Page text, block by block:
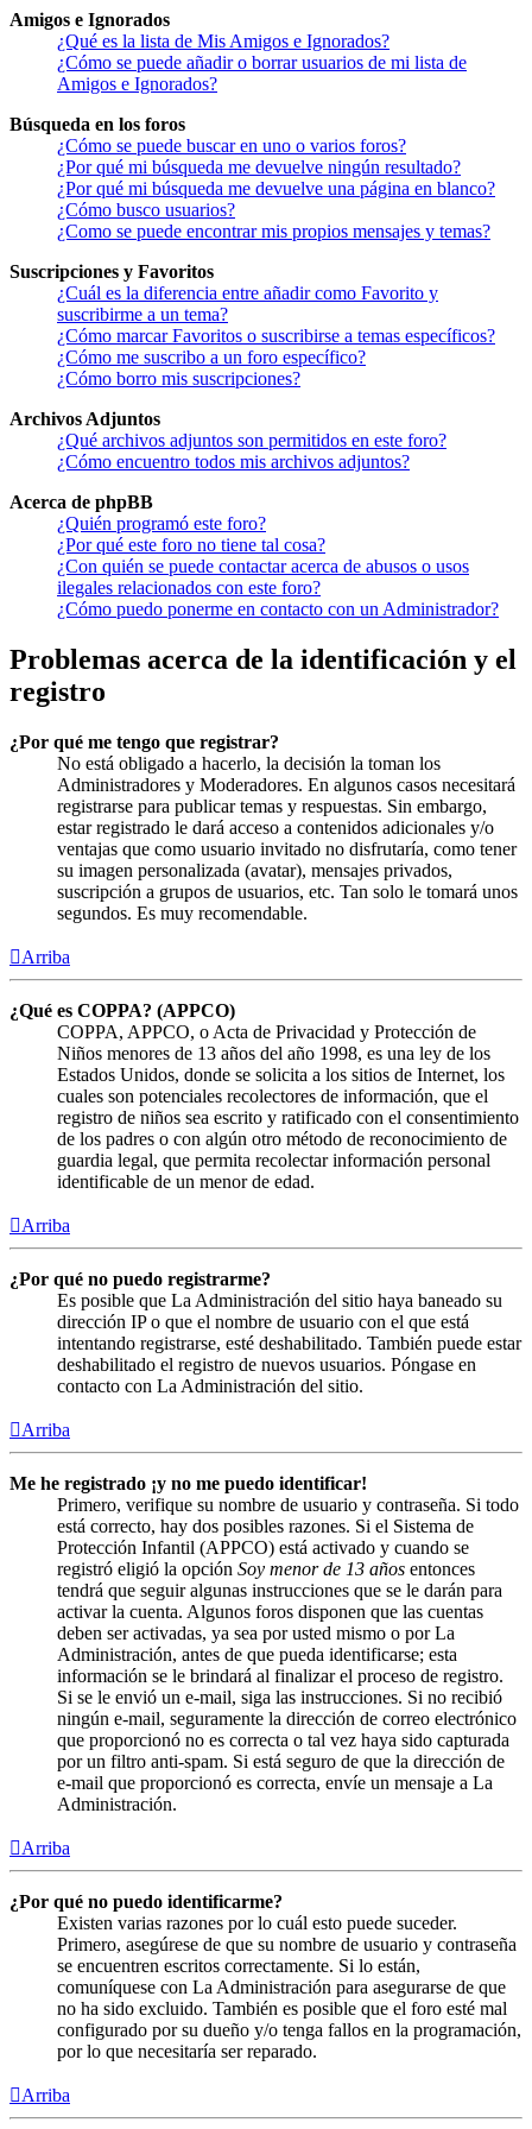
Amigos e Ignorados
¿Qué es la lista de Mis Amigos e Ignorados?
¿Cómo se puede añadir o borrar usuarios de mi lista de
Amigos e Ignorados?
Búsqueda en los foros
¿Cómo se puede buscar en uno o varios foros?
¿Por qué mi búsqueda me devuelve ningún resultado?
¿Por qué mi búsqueda me devuelve una página en blanco?
¿Cómo busco usuarios?
¿Como se puede encontrar mis propios mensajes y temas?
Suscripciones y Favoritos
¿Cuál es la diferencia entre añadir como Favorito y
suscribirme a un tema?
¿Cómo marcar Favoritos o suscribirse a temas específicos?
¿Cómo me suscribo a un foro específico?
¿Cómo borro mis suscripciones?
Archivos Adjuntos
¿Qué archivos adjuntos son permitidos en este foro?
¿Cómo encuentro todos mis archivos adjuntos?
Acerca de phpBB
¿Quién programó este foro?
¿Por qué este foro no tiene tal cosa?
¿Con quién se puede contactar acerca de abusos o usos
ilegales relacionados con este foro?
¿Cómo puedo ponerme en contacto con un Administrador?
Problemas acerca de la identificación y el
registro
¿Por qué me tengo que registrar?
No está obligado a hacerlo, la decisión la toman los
Administradores y Moderadores. En algunos casos necesitará
registrarse para publicar temas y respuestas. Sin embargo,
estar registrado le dará acceso a contenidos adicionales y/o
ventajas que como usuario invitado no disfrutaría, como tener
su imagen personalizada (avatar), mensajes privados,
suscripción a grupos de usuarios, etc. Tan solo le tomará unos
segundos. Es muy recomendable.
Arriba
¿Qué es COPPA? (APPCO)
COPPA, APPCO, o Acta de Privacidad y Protección de
Niños menores de 13 años del año 1998, es una ley de los
Estados Unidos, donde se solicita a los sitios de Internet, los
cuales son potenciales recolectores de información, que el
registro de niños sea escrito y ratificado con el consentimiento
de los padres o con algún otro método de reconocimiento de
guardia legal, que permita recolectar información personal
identificable de un menor de edad.
Arriba
¿Por qué no puedo registrarme?
Es posible que La Administración del sitio haya baneado su
dirección IP o que el nombre de usuario con el que está
intentando registrarse, esté deshabilitado. También puede estar
deshabilitado el registro de nuevos usuarios. Póngase en
contacto con La Administración del sitio.
Arriba
Me he registrado ¡y no me puedo identificar!
Primero, verifique su nombre de usuario y contraseña. Si todo
está correcto, hay dos posibles razones. Si el Sistema de
Protección Infantil (APPCO) está activado y cuando se
registró eligió la opción Soy menor de 13 años entonces
tendrá que seguir algunas instrucciones que se le darán para
activar la cuenta. Algunos foros disponen que las cuentas
deben ser activadas, ya sea por usted mismo o por La
Administración, antes de que pueda identificarse; esta
información se le brindará al finalizar el proceso de registro.
Si se le envió un e-mail, siga las instrucciones. Si no recibió
ningún e-mail, seguramente la dirección de correo electrónico
que proporcionó no es correcta o tal vez haya sido capturada
por un filtro anti-spam. Si está seguro de que la dirección de
e-mail que proporcionó es correcta, envíe un mensaje a La
Administración.
Arriba
¿Por qué no puedo identificarme?
Existen varias razones por lo cuál esto puede suceder.
Primero, asegúrese de que su nombre de usuario y contraseña
se encuentren escritos correctamente. Si lo están,
comuníquese con La Administración para asegurarse de que
no ha sido excluido. También es posible que el foro esté mal
configurado por su dueño y/o tenga fallos en la programación,
por lo que necesitaría ser reparado.
Arriba